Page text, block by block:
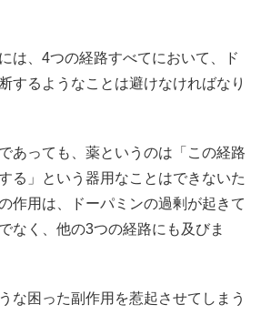
は、4つの経路すべてにおいて、ド
するようなことは避けなければなり
あっても、薬というのは「この経路
る」という器用なことはできないた
作用は、ドーパミンの過剰が起きて
なく、他の3つの経路にも及びま
な困った副作用を惹起させてしまう